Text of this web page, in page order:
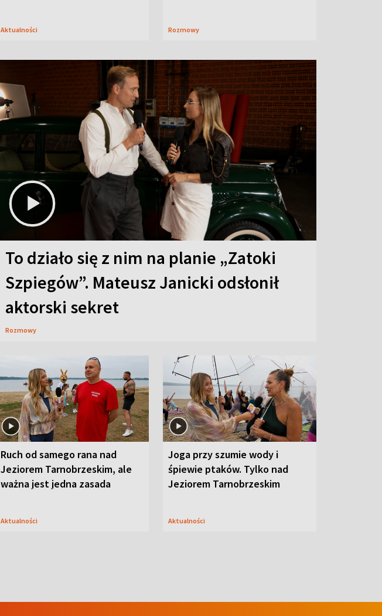
Aktualności Rozmowy
To działo się z nim na planie „Zatoki
Szpiegów”. Mateusz Janicki odsłonił
aktorski sekret
Rozmowy
Ruch od samego rana nad
Jeziorem Tarnobrzeskim, ale
ważna jest jedna zasada
Aktualności
Joga przy szumie wody i
śpiewie ptaków. Tylko nad
Jeziorem Tarnobrzeskim
Aktualności